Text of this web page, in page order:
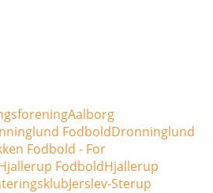
Aalborg
FodboldDronninglund
Fodbold - For
FodboldHjallerup
Jerslev-Sterup